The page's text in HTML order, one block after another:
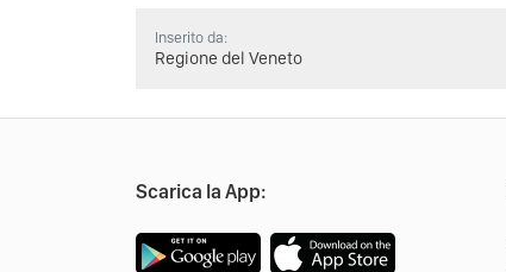
Inserito da:
Regione del Veneto
Scarica la App: